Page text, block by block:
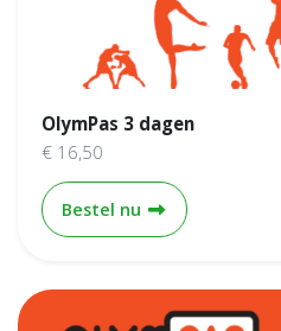
OlymPas 3 dagen
€ 16,50
Bestel nu OlymPas 3 dagen